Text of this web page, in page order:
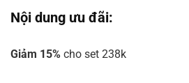
Nội dung ưu đãi:
Giảm 15% cho set 238k